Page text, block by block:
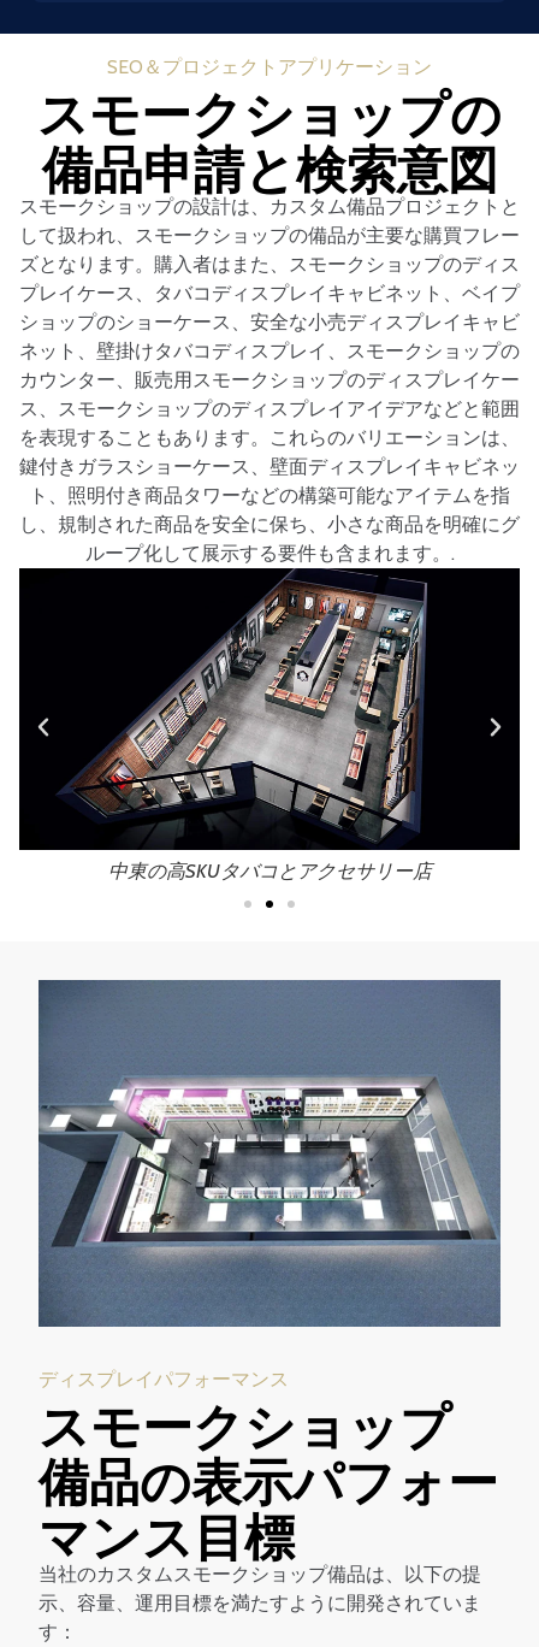
SEO＆プロジェクトアプリケーション
スモークショップの
備品申請と検索意図
スモークショップの設計は、カスタム備品プロジェクトと
して扱われ、スモークショップの備品が主要な購買フレー
ズとなります。購入者はまた、スモークショップのディス
プレイケース、タバコディスプレイキャビネット、ベイプ
ショップのショーケース、安全な小売ディスプレイキャビ
ネット、壁掛けタバコディスプレイ、スモークショップの
カウンター、販売用スモークショップのディスプレイケー
ス、スモークショップのディスプレイアイデアなどと範囲
を表現することもあります。これらのバリエーションは、
鍵付きガラスショーケース、壁面ディスプレイキャビネッ
ト、照明付き商品タワーなどの構築可能なアイテムを指
し、規制された商品を安全に保ち、小さな商品を明確にグ
ループ化して展示する要件も含まれます。.
中東の高SKUタバコとアクセサリー店
ディスプレイパフォーマンス
スモークショップ
備品の表示パフォー
マンス目標
当社のカスタムスモークショップ備品は、以下の提
示、容量、運用目標を満たすように開発されていま
す：